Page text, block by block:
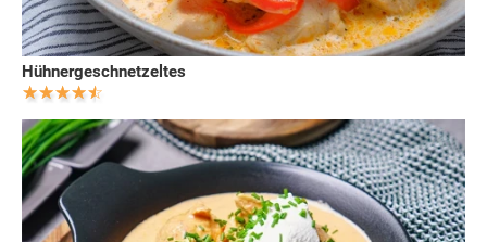
Hühnergeschnetzeltes